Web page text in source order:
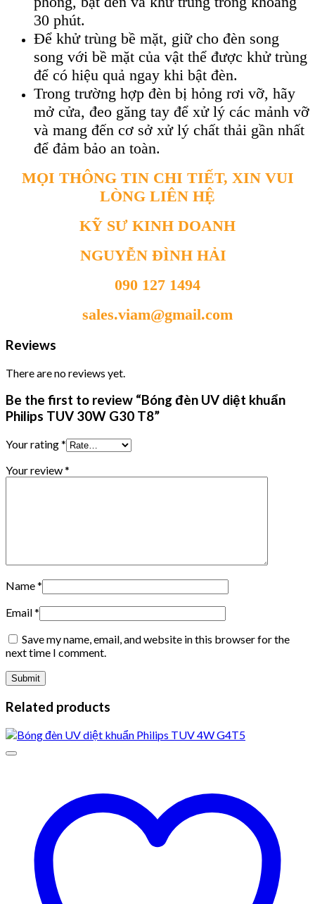
30 phút.
Để khử trùng bề mặt, giữ cho đèn song
song với bề mặt của vật thể được khử trùng
để có hiệu quả ngay khi bật đèn.
Trong trường hợp đèn bị hỏng rơi vỡ, hãy
mở cửa, đeo găng tay để xử lý các mảnh vỡ
và mang đến cơ sở xử lý chất thải gần nhất
để đảm bảo an toàn.
MỌI THÔNG TIN CHI TIẾT, XIN VUI
LÒNG LIÊN HỆ
KỸ SƯ KINH DOANH
NGUYỄN ĐÌNH HẢI
090 127 1494
sales.viam@gmail.com
Reviews
There are no reviews yet.
Be the first to review “Bóng đèn UV diệt khuẩn
Philips TUV 30W G30 T8”
Your rating*
Your review*
Name*
Email*
Save my name, email, and website in this browser for the
next time I comment.
Related products